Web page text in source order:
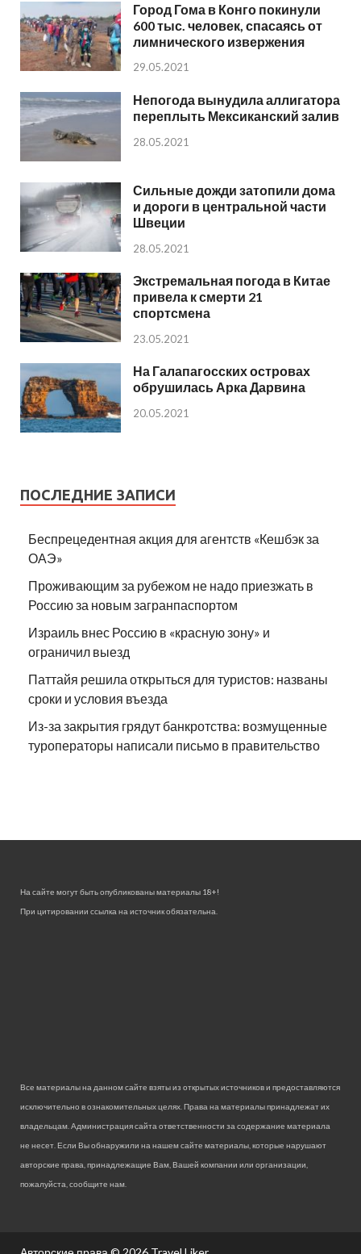
Город Гома в Конго покинули
600 тыс. человек, спасаясь от
лимнического извержения
29.05.2021
Непогода вынудила аллигатора
переплыть Мексиканский залив
28.05.2021
Сильные дожди затопили дома
и дороги в центральной части
Швеции
28.05.2021
Экстремальная погода в Китае
привела к смерти 21
спортсмена
23.05.2021
На Галапагосских островах
обрушилась Арка Дарвина
20.05.2021
ПОСЛЕДНИЕ ЗАПИСИ
Беспрецедентная акция для агентств «Кешбэк за
ОАЭ»
Проживающим за рубежом не надо приезжать в
Россию за новым загранпаспортом
Израиль внес Россию в «красную зону» и
ограничил выезд
Паттайя решила открыться для туристов: названы
сроки и условия въезда
Из-за закрытия грядут банкротства: возмущенные
туроператоры написали письмо в правительство
На сайте могут быть опубликованы материалы 18+!
При цитировании ссылка на источник обязательна.
Все материалы на данном сайте взяты из открытых источников и предоставляются
исключительно в ознакомительных целях. Права на материалы принадлежат их
владельцам. Администрация сайта ответственности за содержание материала
не несет. Если Вы обнаружили на нашем сайте материалы, которые нарушают
авторские права, принадлежащие Вам, Вашей компании или организации,
пожалуйста, сообщите нам.